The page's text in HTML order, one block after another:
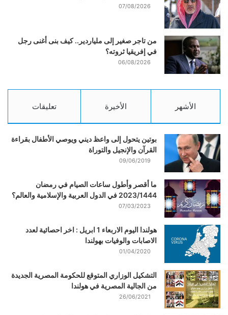
07/08/2026
من تاجر صغير إلى ملياردير.. كيف بنى أغنى رجل
في إفريقيا ثروته؟
06/08/2026
الأشهر الأخيرة تعليقات
بوتين يتحول إلى واعظ ديني ويوصي الأطفال بقراءة
القرآن والإنجيل والتوراة
09/06/2019
ما أقصر وأطول ساعات الصيام في رمضان
2023/1444 في الدول العربية والإسلامية والعالم؟
07/03/2023
هولندا اليوم الاربعاء 1 ابريل : اخر احصائية لعدد
الاصابات والوفيات بهولندا
01/04/2020
التشكيل الوزاري المتوقع للحكومة المصرية الجديدة
من الجالية المصرية في هولندا
26/06/2021